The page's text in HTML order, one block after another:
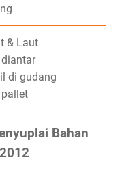
& Laut
di gudang
Bahan